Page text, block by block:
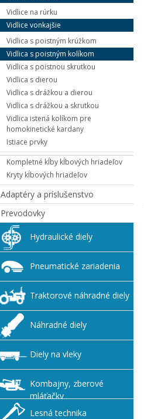
Vidlice na rúrku
Vidlice vonkajšie
Vidlica s poistným krúžkom
Vidlica s poistným kolíkom
Vidlica s poistnou skrutkou
Vidlica s dierou
Vidlica s drážkou a dierou
Vidlica s drážkou a skrutkou
Vidlica istená kolíkom pre
homokinetické kardany
Istiace prvky
Kompletné kĺby kĺbových hriadeľov
Kryty kĺbových hriadeľov
Adaptéry a príslušenstvo
Prevodovky
Hydraulické diely
Pneumatické zariadenia
Traktorové náhradné diely
Náhradné diely
Diely na vleky
Kombajny, zberové
mláťačky
Lesná technika